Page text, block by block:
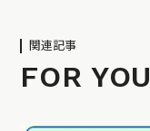
関連記事
FOR YOU